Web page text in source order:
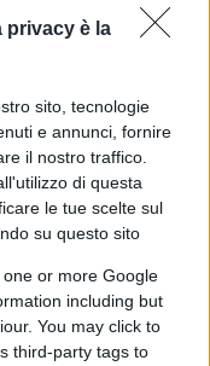
privacy è la
sito, tecnologie
e annunci, fornire
il nostro traffico.
di questa
le tue scelte sul
su questo sito
or more Google
including but
You may click to
third-party tags to
si sente dire in
cocainaal
Una settimana
sequestri più
essere trasferite